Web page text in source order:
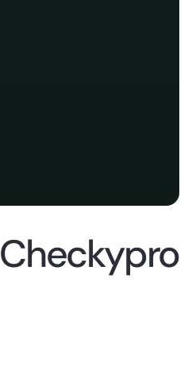
Checkypro